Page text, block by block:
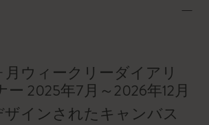
月ウィークリーダイアリ
2025年7月～2026年12月
インされたキャンバス